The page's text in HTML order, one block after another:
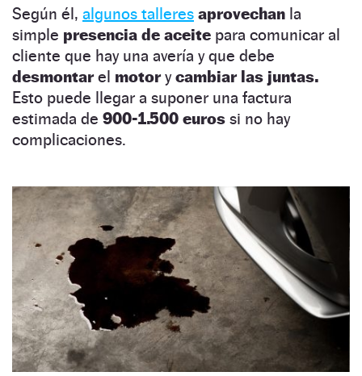
Según él, algunos talleres aprovechan la
simple presencia de aceite para comunicar al
cliente que hay una avería y que debe
desmontarel motorycambiar las juntas.
Esto puede llegar a suponer una factura
estimada de 900-1.500 euros si no hay
complicaciones.